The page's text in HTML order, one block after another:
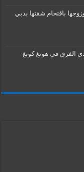
باقتحام شقتها بدبي
الفرق في هونغ كونغ